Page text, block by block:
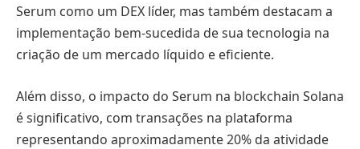
Serum como um DEX líder, mas também destacam a
implementação bem-sucedida de sua tecnologia na
criação de um mercado líquido e eficiente.
Além disso, o impacto do Serum na blockchain Solana
é significativo, com transações na plataforma
representando aproximadamente 20% da atividade